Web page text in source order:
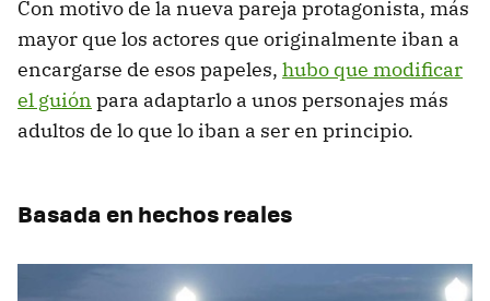
Con motivo de la nueva pareja protagonista, más
mayor que los actores que originalmente iban a
encargarse de esos papeles, hubo que modificar
el guión para adaptarlo a unos personajes más
adultos de lo que lo iban a ser en principio.
Basada en hechos reales